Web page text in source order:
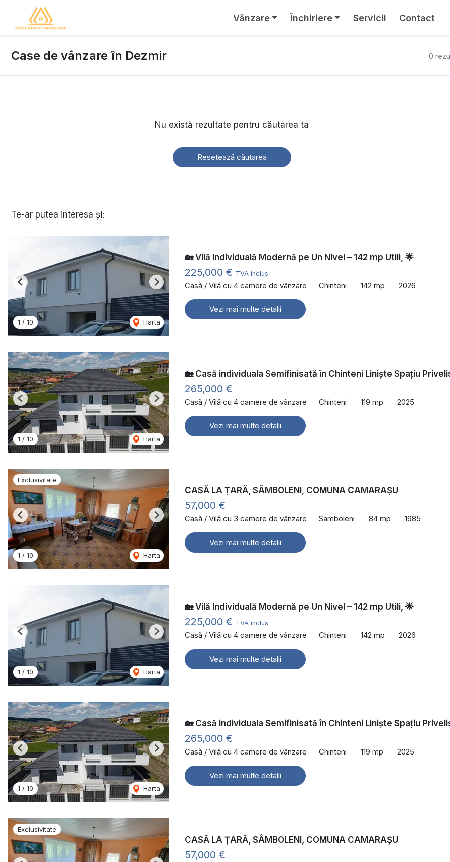
Vânzare Închiriere Servicii Contact
0
Case de vânzare în Dezmir
Nu există rezultate pentru căutarea ta
Resetează căutarea
Te-ar putea interesa și:
1 / 10 Harta
Previous Next
🏡 Vilă Individuală Modernă pe Un Nivel – 142 mp Utili, 🌟
225,000 € TVA inclus
Casă / Vilă cu 4 camere de vânzare Chinteni 142 mp 2026
Vezi mai multe detalii
1 / 10 Harta
Previous Next
🏡 Casă individuala Semifinisată în Chinteni Liniște Spațiu
265,000 €
Casă / Vilă cu 4 camere de vânzare Chinteni 119 mp 2025
Vezi mai multe detalii
Exclusivitate
1 / 10 Harta
Previous Next
CASĂ LA ȚARĂ, SÂMBOLENI, COMUNA CAMARAȘU
57,000 €
Casă / Vilă cu 3 camere de vânzare Samboleni 84 mp 1985
Vezi mai multe detalii
1 / 10 Harta
Previous Next
🏡 Vilă Individuală Modernă pe Un Nivel – 142 mp Utili, 🌟
225,000 € TVA inclus
Casă / Vilă cu 4 camere de vânzare Chinteni 142 mp 2026
Vezi mai multe detalii
1 / 10 Harta
Previous Next
🏡 Casă individuala Semifinisată în Chinteni Liniște Spațiu
265,000 €
Casă / Vilă cu 4 camere de vânzare Chinteni 119 mp 2025
Vezi mai multe detalii
Exclusivitate
CASĂ LA ȚARĂ, SÂMBOLENI, COMUNA CAMARAȘU
57,000 €